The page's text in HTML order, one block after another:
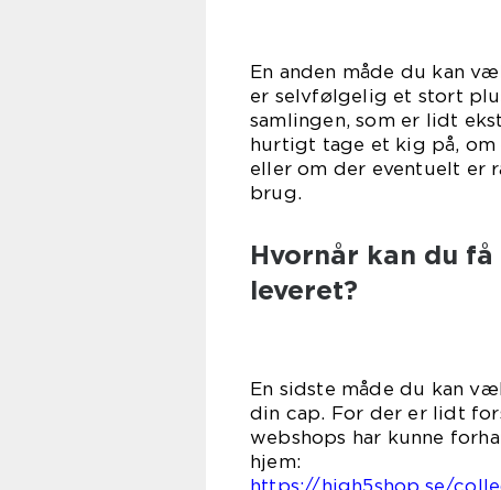
En anden måde du kan
er selvfølgelig et stort
samlingen, som er lidt
hurtigt tage et kig på,
eller om der eventuelt er
Hvornår kan du
leveret?
En sidste måde du kan
din cap. For der er lidt
webshops har kunne
https://high5shop.se/